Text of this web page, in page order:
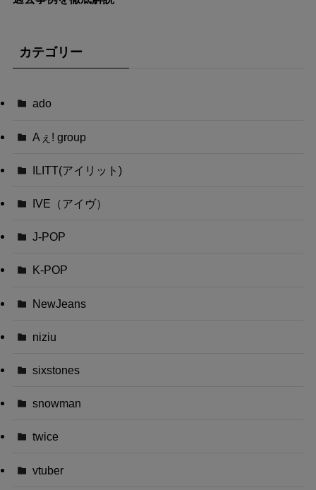
カテゴリー
ado
Aぇ! group
ILITT(アイリット)
IVE（アイヴ）
J-POP
K-POP
NewJeans
niziu
sixstones
snowman
twice
vtuber